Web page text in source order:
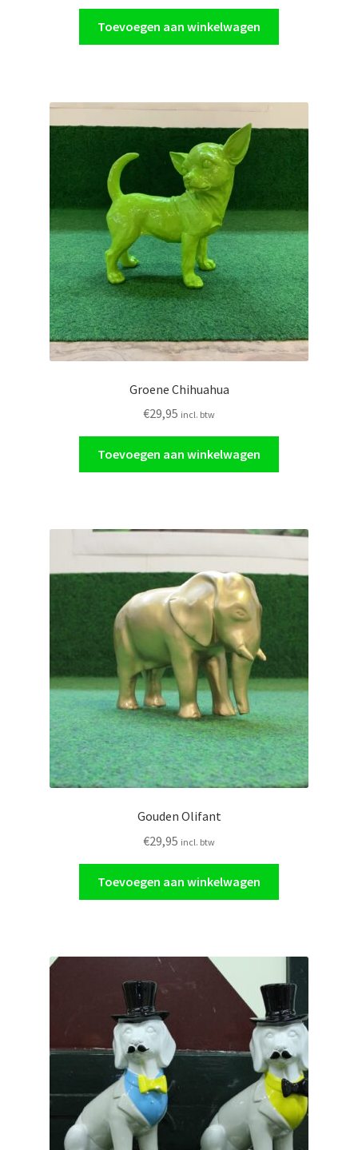
Toevoegen aan winkelwagen
Groene Chihuahua
€29,95 incl. btw
Toevoegen aan winkelwagen
Gouden Olifant
€29,95 incl. btw
Toevoegen aan winkelwagen